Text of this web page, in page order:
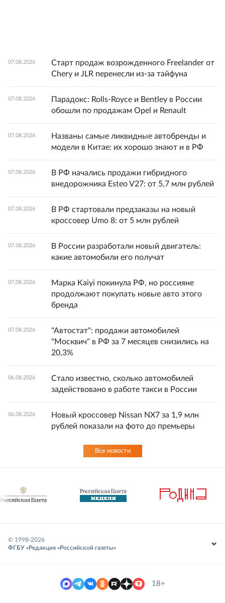
07.08.2026
Старт продаж возрожденного Freelander от
Chery и JLR перенесли из-за тайфуна
07.08.2026
Парадокс: Rolls-Royce и Bentley в России
обошли по продажам Opel и Renault
07.08.2026
Названы самые ликвидные автобренды и
модели в Китае: их хорошо знают и в РФ
07.08.2026
В РФ начались продажи гибридного
внедорожника Esteo V27: от 5,7 млн рублей
07.08.2026
В РФ стартовали предзаказы на новый
кроссовер Umo 8: от 5 млн рублей
07.08.2026
В России разработали новый двигатель:
какие автомобили его получат
07.08.2026
Марка Kaiyi покинула РФ, но россияне
продолжают покупать новые авто этого
бренда
07.08.2026
"Автостат": продажи автомобилей
"Москвич" в РФ за 7 месяцев снизились на
20,3%
06.08.2026
Стало известно, сколько автомобилей
задействовано в работе такси в России
06.08.2026
Новый кроссовер Nissan NX7 за 1,9 млн
рублей показали на фото до премьеры
Все новости
© 1998-2026
ФГБУ «Редакция «Российской газеты»
18+